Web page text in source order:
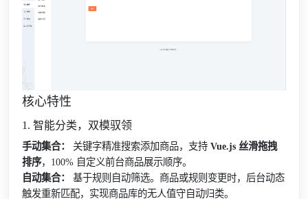
核心特性
1. 智能分类，双模驭领
手动集合： 关键字精准搜索添加商品，支持Vue.js 丝滑拖拽
排序，100% 自定义前台商品展示顺序。
自动集合：
基于规则自动筛选。商品或规则变更时，后台动态
触发重新匹配，实现商品库的无人值守自动归类。